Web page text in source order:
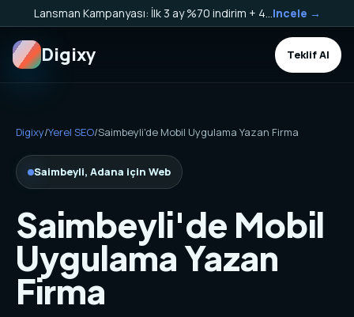
Incele →
Digixy Teklif Al
Digixy/Yerel SEO/Saimbeyli'de Mobil Uygulama Yazan Firma
Saimbeyli, Adana için Web
Saimbeyli'de Mobil
Uygulama Yazan
Firma